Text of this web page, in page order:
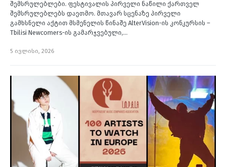
შემსრულებლები. ფესტივალის პირველი ნაწილი ქართველ
შემსრულებლებს დაეთმო. მთავარ სცენაზე პირველი
გამხსნელი აქტით მსმენელის წინაშე AlterVision-ის კონკურსის –
Tbilisi Newcomers-ის გამარჯვებული,…
5 ივლისი, 2026